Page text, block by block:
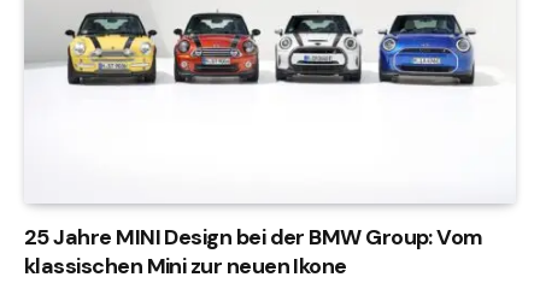
25 Jahre MINI Design bei der BMW Group: Vom
klassischen Mini zur neuen Ikone